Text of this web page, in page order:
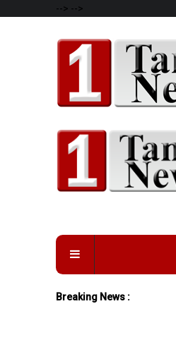
--> -->
Breaking News :